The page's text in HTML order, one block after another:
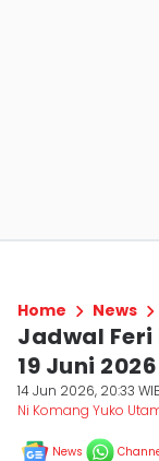
Home News
Jadwal Feri
19 Juni 2026
14 Jun 2026, 20:33
Ni Komang Yuko
News